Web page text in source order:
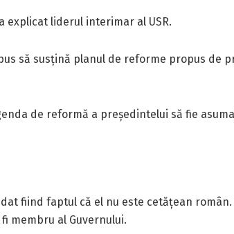
explicat liderul interimar al USR.
să susțină planul de reforme propus de
de reformă a președintelui să fie
fiind faptul că el nu este cetățean
membru al Guvernului.